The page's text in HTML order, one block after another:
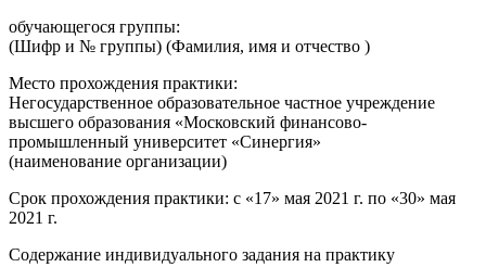
обучающегося группы:
(Шифр и № группы) (Фамилия, имя и отчество )
Место прохождения практики:
Негосударственное образовательное частное учреждение
высшего образования «Московский финансово-
промышленный университет «Синергия»
(наименование организации)
Срок прохождения практики: с «17» мая 2021 г. по «30» мая
2021 г.
Содержание индивидуального задания на практику